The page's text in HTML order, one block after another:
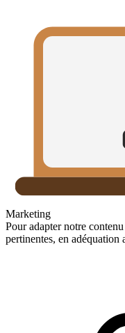
Marketing
Pour adapter notre
pertinentes, en adéquation